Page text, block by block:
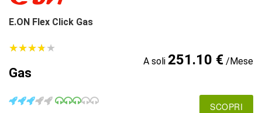
E.ON Flex Click Gas
★★★★★
★★★★★
Gas
A soli 251.10 €/Mese
SCOPRI